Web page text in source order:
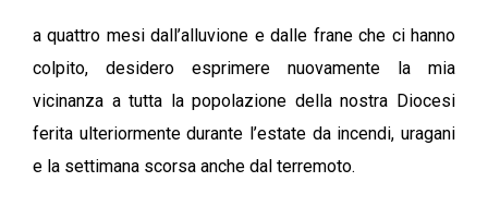
a quattro mesi dall’alluvione e dalle frane che ci hanno
colpito, desidero esprimere nuovamente la mia
vicinanza a tutta la popolazione della nostra Diocesi
ferita ulteriormente durante l’estate da incendi, uragani
e la settimana scorsa anche dal terremoto.